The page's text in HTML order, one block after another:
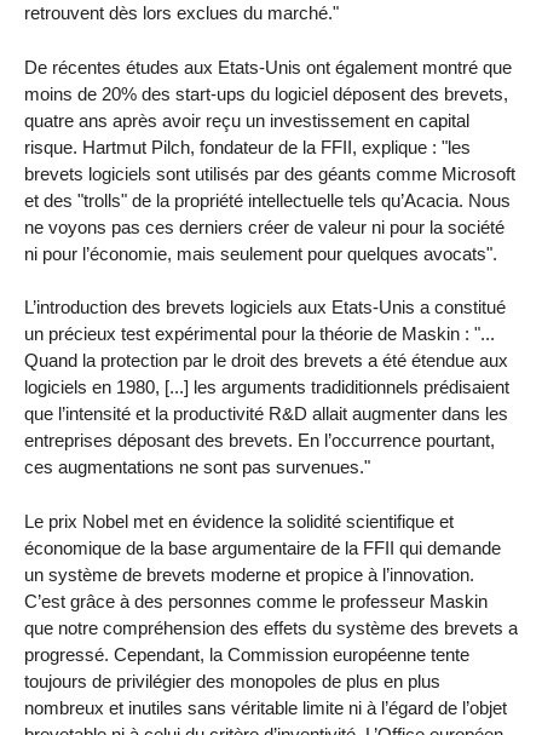
retrouvent dès lors exclues du marché."
De récentes études aux Etats-Unis ont également montré que
moins de 20% des start-ups du logiciel déposent des brevets,
quatre ans après avoir reçu un investissement en capital
risque. Hartmut Pilch, fondateur de la FFII, explique : "les
brevets logiciels sont utilisés par des géants comme Microsoft
et des "trolls" de la propriété intellectuelle tels qu’Acacia. Nous
ne voyons pas ces derniers créer de valeur ni pour la société
ni pour l’économie, mais seulement pour quelques avocats".
L’introduction des brevets logiciels aux Etats-Unis a constitué
un précieux test expérimental pour la théorie de Maskin : "...
Quand la protection par le droit des brevets a été étendue aux
logiciels en 1980, [...] les arguments tradiditionnels prédisaient
que l’intensité et la productivité R&D allait augmenter dans les
entreprises déposant des brevets. En l’occurrence pourtant,
ces augmentations ne sont pas survenues."
Le prix Nobel met en évidence la solidité scientifique et
économique de la base argumentaire de la FFII qui demande
un système de brevets moderne et propice à l’innovation.
C’est grâce à des personnes comme le professeur Maskin
que notre compréhension des effets du système des brevets a
progressé. Cependant, la Commission européenne tente
toujours de privilégier des monopoles de plus en plus
nombreux et inutiles sans véritable limite ni à l’égard de l’objet